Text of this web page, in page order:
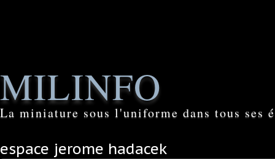
MILINFO
La miniature sous l'uniforme dans tous ses
espace jerome hadacek